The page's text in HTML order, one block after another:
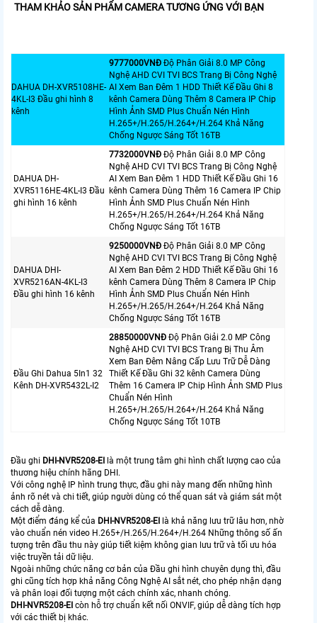
THAM KHẢO SẢN PHẨM CAMERA TƯƠNG ỨNG VỚI BẠN
DAHUA DH-XVR5108HE-
4KL-I3 Đầu ghi hình 8
kênh
9777000VNÐ Độ Phân Giải 8.0 MP Công
Nghệ AHD CVI TVI BCS Trang Bị Công Nghệ
AI Xem Ban Đêm 1 HDD Thiết Kế Đầu Ghi 8
kênh Camera Dùng Thêm 8 Camera IP Chip
Hình Ảnh SMD Plus Chuẩn Nén Hình
H.265+/H.265/H.264+/H.264 Khả Năng
Chống Ngược Sáng Tốt 16TB
DAHUA DH-
XVR5116HE-4KL-I3 Đầu
ghi hình 16 kênh
7732000VNÐ Độ Phân Giải 8.0 MP Công
Nghệ AHD CVI TVI BCS Trang Bị Công Nghệ
AI Xem Ban Đêm 1 HDD Thiết Kế Đầu Ghi 16
kênh Camera Dùng Thêm 16 Camera IP Chip
Hình Ảnh SMD Plus Chuẩn Nén Hình
H.265+/H.265/H.264+/H.264 Khả Năng
Chống Ngược Sáng Tốt 16TB
DAHUA DHI-
XVR5216AN-4KL-I3
Đầu ghi hình 16 kênh
9250000VNÐ Độ Phân Giải 8.0 MP Công
Nghệ AHD CVI TVI BCS Trang Bị Công Nghệ
AI Xem Ban Đêm 2 HDD Thiết Kế Đầu Ghi 16
kênh Camera Dùng Thêm 8 Camera IP Chip
Hình Ảnh SMD Plus Chuẩn Nén Hình
H.265+/H.265/H.264+/H.264 Khả Năng
Chống Ngược Sáng Tốt 16TB
Đầu Ghi Dahua 5In1 32
Kênh DH-XVR5432L-I2
28850000VNÐ Độ Phân Giải 2.0 MP Công
Nghệ AHD CVI TVI BCS Trang Bị Thu Âm
Xem Ban Đêm Nâng Cấp Lưu Trữ Dễ Dàng
Thiết Kế Đầu Ghi 32 kênh Camera Dùng
Thêm 16 Camera IP Chip Hình Ảnh SMD Plus
Chuẩn Nén Hình
H.265+/H.265/H.264+/H.264 Khả Năng
Chống Ngược Sáng Tốt 10TB
Đầu ghi DHI-NVR5208-EI là một trung tâm ghi hình chất lượng cao của
thương hiệu chính hãng DHI.
Với công nghệ IP hình trung thực, đầu ghi này mang đến những hình
ảnh rõ nét và chi tiết, giúp người dùng có thể quan sát và giám sát một
cách dễ dàng.
Một điểm đáng kể của DHI-NVR5208-EI là khả năng lưu trữ lâu hơn, nhờ
vào chuẩn nén video H.265+/H.265/H.264+/H.264 Những thông số ấn
tượng trên đầu thu này giúp tiết kiệm không gian lưu trữ và tối ưu hóa
việc truyền tải dữ liệu.
Ngoài những chức năng cơ bản của Đầu ghi hình chuyên dụng thì, đầu
ghi cũng tích hợp khả năng Công Nghệ AI sắt nét, cho phép nhận dạng
và phân loại đối tượng một cách chính xác, nhanh chóng.
DHI-NVR5208-EI còn hỗ trợ chuẩn kết nối ONVIF, giúp dễ dàng tích hợp
với các thiết bị khác.